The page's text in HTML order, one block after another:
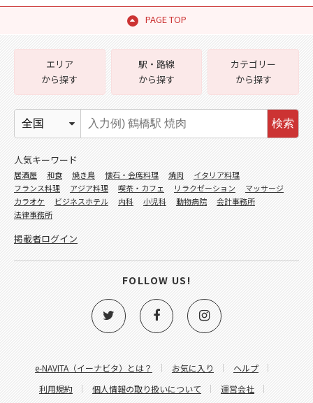
PAGE TOP
e-NAVITA（イーナビタ）とは？ お気に入り
ヘルプ
利用規約
個人情報の取り扱いについて 運営会社
エリア
から探す
駅・路線
から探す
カテゴリー
から探す
検索
人気キーワード
居酒屋 和食 焼き鳥 懐石・会席料理 焼肉
イタリア料理
フランス料理
アジア料理 喫茶・カフェ リラクゼーション
マッサージ
カラオケ
ビジネスホテル 内科 小児科 動物病院
会計事務所
法律事務所
掲載者ログイン
FOLLOW US!